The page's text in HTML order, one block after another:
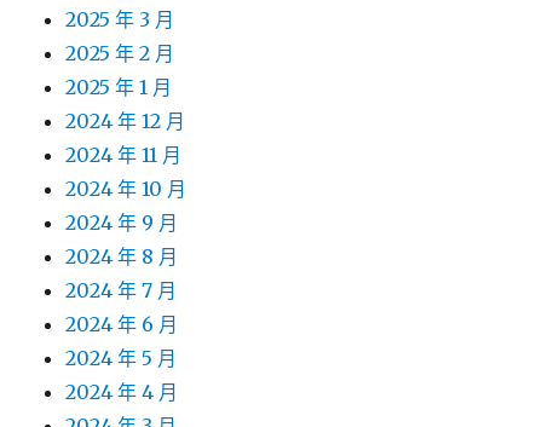
2025 年 3 月
2025 年 2 月
2025 年 1 月
2024 年 12 月
2024 年 11 月
2024 年 10 月
2024 年 9 月
2024 年 8 月
2024 年 7 月
2024 年 6 月
2024 年 5 月
2024 年 4 月